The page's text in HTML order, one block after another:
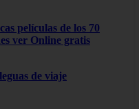
películas de los 70
ver Online gratis
de viaje